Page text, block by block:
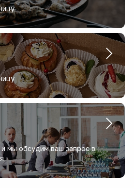
и мы обсудим ваш запрос в